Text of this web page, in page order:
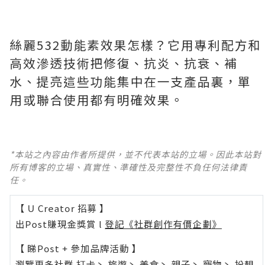
絲麗532動能素效果怎樣？它用專利配方和
高效滲透技術把修復、抗炎、抗衰、補
水、提亮這些功能集中在一支產品裏，單
用或聯合使用都有明確效果。
*本站之內容由作者所提供，並不代表本站的立場。因此本站對
所有博客的立場、真實性、準確性及完整性不負任何法律責
任。
【 U Creator 招募 】
出Post賺現金獎賞 l 登記《社群創作有價企劃》
【 睇Post + 參加品牌活動 】